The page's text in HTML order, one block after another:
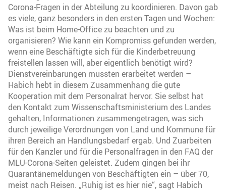
Corona-Fragen in der Abteilung zu koordinieren. Davon gab
es viele, ganz besonders in den ersten Tagen und Wochen:
Was ist beim Home-Office zu beachten und zu
organisieren? Wie kann ein Kompromiss gefunden werden,
wenn eine Beschäftigte sich für die Kinderbetreuung
freistellen lassen will, aber eigentlich benötigt wird?
Dienstvereinbarungen mussten erarbeitet werden –
Habich hebt in diesem Zusammenhang die gute
Kooperation mit dem Personalrat hervor. Sie selbst hat
den Kontakt zum Wissenschaftsministerium des Landes
gehalten, Informationen zusammengetragen, was sich
durch jeweilige Verordnungen von Land und Kommune für
ihren Bereich an Handlungsbedarf ergab. Und Zuarbeiten
für den Kanzler und für die Personalfragen in den FAQ der
MLU-Corona-Seiten geleistet. Zudem gingen bei ihr
Quarantänemeldungen von Beschäftigten ein – über 70,
meist nach Reisen. „Ruhig ist es hier nie“, sagt Habich